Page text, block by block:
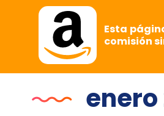
Esta
comisión
enero